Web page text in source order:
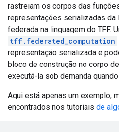
rastreiam os corpos das
representações serializadas da
federada na linguagem do TFF.
tff.federated_computation
representação serializada e
bloco de construção no corpo
executá-la sob demanda
Aqui está apenas um exemplo;
encontrados nos tutoriais de